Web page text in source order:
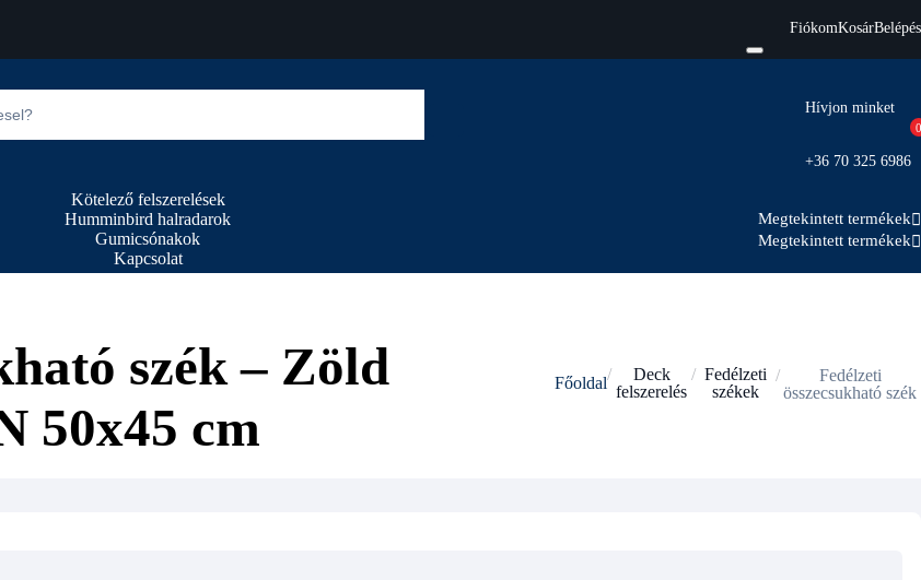
FiókomKosárBelépés
Hívjon minket
+36 70 325 6986
0
Kötelező felszerelések
Humminbird halradarok
Gumicsónakok
Kapcsolat
Megtekintett termékek
Megtekintett termékek
szék – Zöld
50x45 cm
Főoldal
Deck
felszerelés
Fedélzeti
székek
Fedélzeti
összecsukható szék